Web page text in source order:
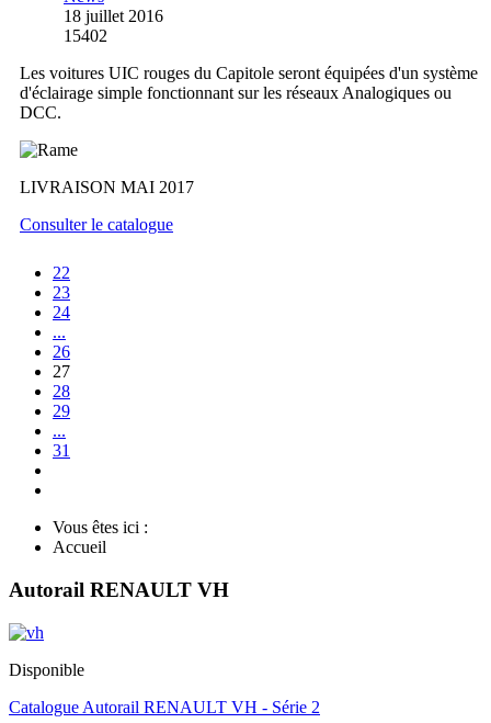
18 juillet 2016
15402
Les voitures UIC rouges du Capitole seront équipées d'un système
d'éclairage simple fonctionnant sur les réseaux Analogiques ou
DCC.
LIVRAISON MAI 2017
Consulter le catalogue
22
23
24
...
26
27
28
29
...
31
Vous êtes ici :
Accueil
Autorail RENAULT VH
Disponible
Catalogue Autorail RENAULT VH - Série 2